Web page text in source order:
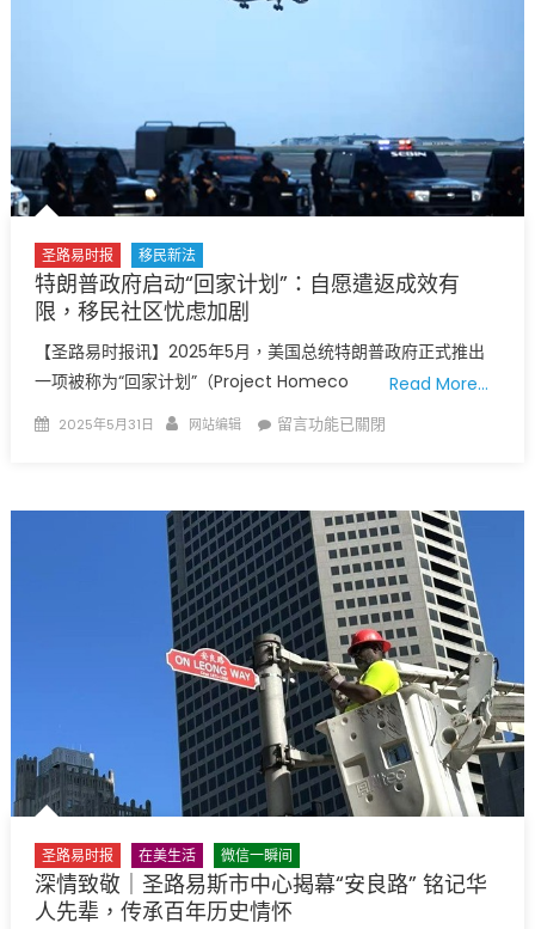
园“中华日三十周年特别报道（五）
圣路易时报 移民新法
特朗普政府启动“回家计划”：自愿遣返成效有
限，移民社区忧虑加剧
【圣路易时报讯】2025年5月，美国总统特朗普政府正式推出
一项被称为“回家计划”（Project Homeco
Read More…
Posted
2025年5月31日 Author
网站编辑
在
政
府
启
动
“回
家
计
划”：
自
愿
成
效
有
留言功能已關閉
圣路易时报 在美生活 微信一瞬间
深情致敬｜圣路易斯市中心揭幕“安良路” 铭记华
人先辈，传承百年历史情怀